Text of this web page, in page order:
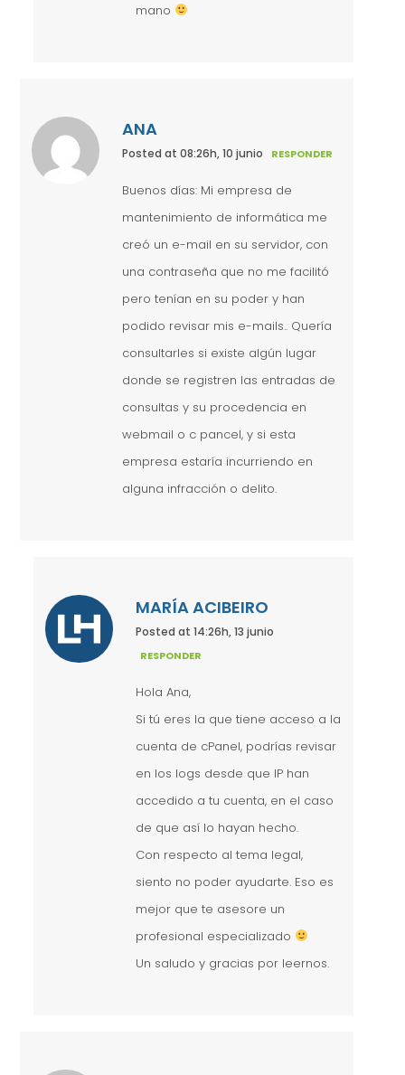
mano
ANA
Posted at 08:26h, 10 junio RESPONDER
Buenos días: Mi empresa de
mantenimiento de informática me
creó un e-mail en su servidor, con
una contraseña que no me facilitó
pero tenían en su poder y han
podido revisar mis e-mails.. Quería
consultarles si existe algún lugar
donde se registren las entradas de
consultas y su procedencia en
webmail o c pancel, y si esta
empresa estaría incurriendo en
alguna infracción o delito.
MARÍA ACIBEIRO
Posted at 14:26h, 13 junio
RESPONDER
Hola Ana,
Si tú eres la que tiene acceso a la
cuenta de cPanel, podrías revisar
en los logs desde que IP han
accedido a tu cuenta, en el caso
de que así lo hayan hecho.
Con respecto al tema legal,
siento no poder ayudarte. Eso es
mejor que te asesore un
profesional especializado
Un saludo y gracias por leernos.